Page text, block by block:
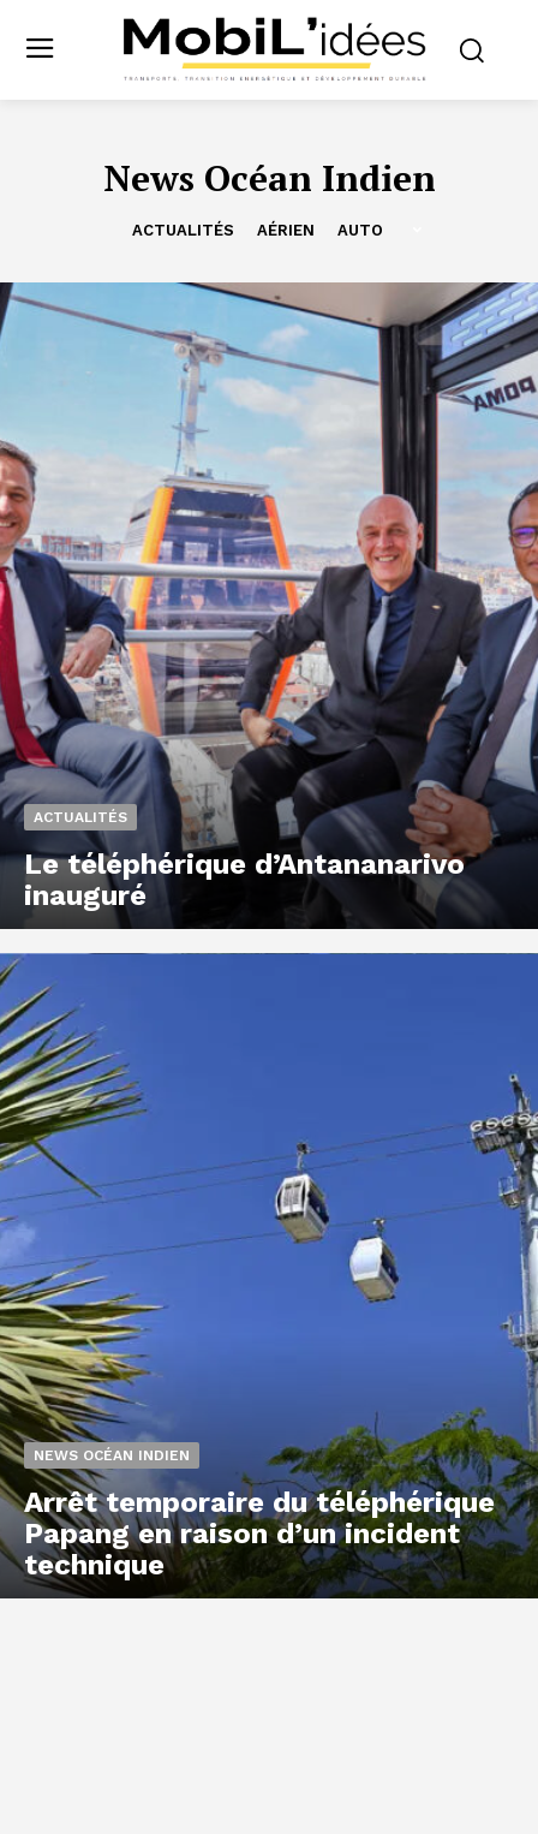
News Océan Indien
ACTUALITÉS AÉRIEN AUTO
ACTUALITÉS
Le téléphérique d’Antananarivo
inauguré
NEWS OCÉAN INDIEN
Arrêt temporaire du téléphérique
Papang en raison d’un incident
technique